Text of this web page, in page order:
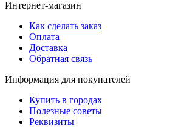
Интернет-магазин
Как сделать заказ
Оплата
Доставка
Обратная связь
Информация для покупателей
Купить в городах
Полезные советы
Реквизиты